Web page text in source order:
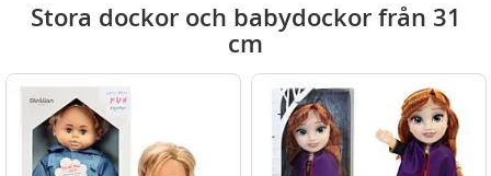
Stora dockor och babydockor från 31
cm